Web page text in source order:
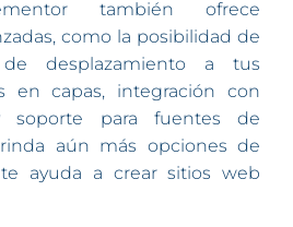
también ofrece
como la posibilidad de
desplazamiento a tus
en capas, integración con
soporte para fuentes de
aún más opciones de
ayuda a crear sitios web